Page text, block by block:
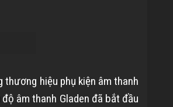
hiệu phụ kiện âm thanh
âm thanh Gladen đã bắt đầu